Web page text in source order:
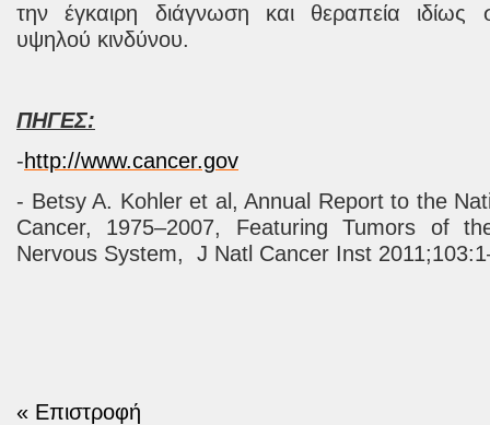
την έγκαιρη διάγνωση και θεραπεία ιδίως
υψηλού κινδύνου.
ΠΗΓΕΣ:
-http://www.cancer.gov
- Betsy A. Kohler et al, Annual Report to the
Cancer, 1975–2007, Featuring Tumors of
Nervous System,
J Natl Cancer Inst
« Επιστροφή